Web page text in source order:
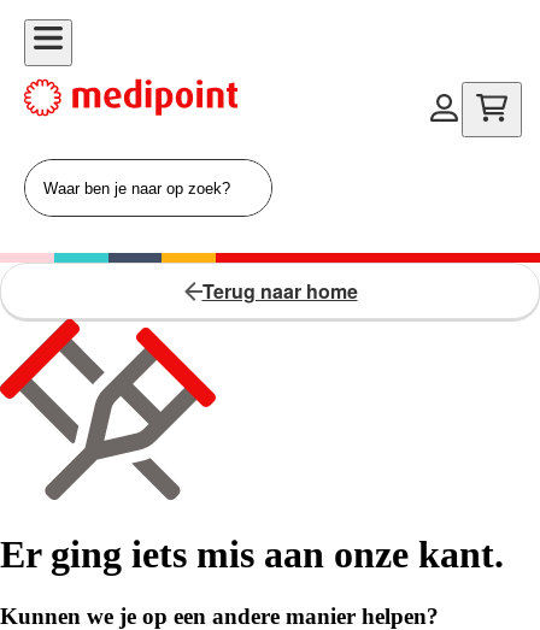
Terug naar home
Er ging iets mis aan onze kant.
Kunnen we je op een andere manier helpen?